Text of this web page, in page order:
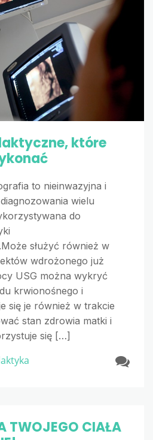
które
to nieinwazyjna i
wielu
do
służyć również w
wdrożonego już
USG można wykryć
krwionośnego i
się je również w trakcie
stan zdrowia matki i
się […]
TWOJEGO CIAŁA